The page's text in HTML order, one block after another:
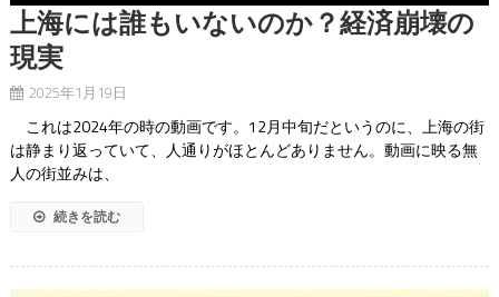
上海には誰もいないのか？経済崩壊の
現実
2025年1月19日
これは2024年の時の動画です。12月中旬だというのに、上海の街
は静まり返っていて、人通りがほとんどありません。動画に映る無
人の街並みは、
続きを読む